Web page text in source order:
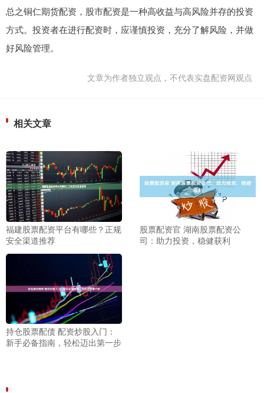
总之铜仁期货配资，股市配资是一种高收益与高风险并存的投资
方式。投资者在进行配资时，应谨慎投资，充分了解风险，并做
好风险管理。
文章为作者独立观点，不代表实盘配资网观点
相关文章
福建股票配资平台有哪些？正规
安全渠道推荐
股票配资官 湖南股票配资公
司：助力投资，稳健获利
持仓股票配债 配资炒股入门：
新手必备指南，轻松迈出第一步